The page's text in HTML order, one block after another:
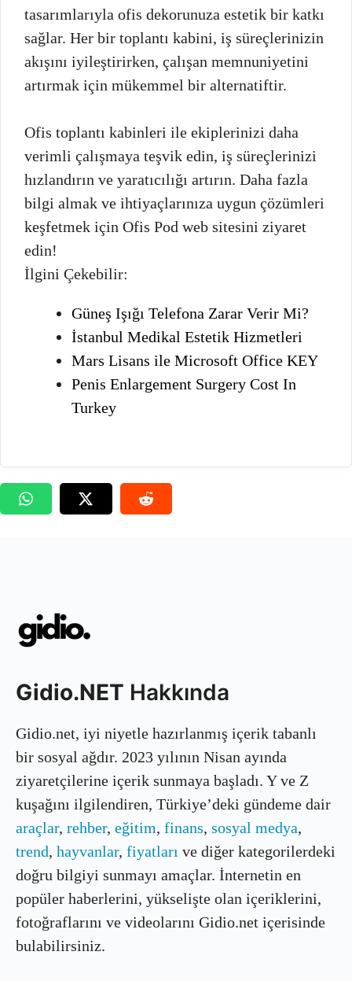
tasarımlarıyla ofis dekorunuza estetik bir katkı
sağlar. Her bir toplantı kabini, iş süreçlerinizin
akışını iyileştirirken, çalışan memnuniyetini
artırmak için mükemmel bir alternatiftir.
Ofis toplantı kabinleri ile ekiplerinizi daha
verimli çalışmaya teşvik edin, iş süreçlerinizi
hızlandırın ve yaratıcılığı artırın. Daha fazla
bilgi almak ve ihtiyaçlarınıza uygun çözümleri
keşfetmek için Ofis Pod web sitesini ziyaret
edin!
İlgini Çekebilir:
Güneş Işığı Telefona Zarar Verir Mi?
İstanbul Medikal Estetik Hizmetleri
Mars Lisans ile Microsoft Office KEY
Penis Enlargement Surgery Cost In
Turkey
Gidio.NET Hakkında
Gidio.net, iyi niyetle hazırlanmış içerik tabanlı
bir sosyal ağdır. 2023 yılının Nisan ayında
ziyaretçilerine içerik sunmaya başladı. Y ve Z
kuşağını ilgilendiren, Türkiye’deki gündeme dair
araçlar, rehber, eğitim, finans, sosyal medya,
trend, hayvanlar, fiyatları ve diğer kategorilerdeki
doğru bilgiyi sunmayı amaçlar. İnternetin en
popüler haberlerini, yükselişte olan içeriklerini,
fotoğraflarını ve videolarını Gidio.net içerisinde
bulabilirsiniz.